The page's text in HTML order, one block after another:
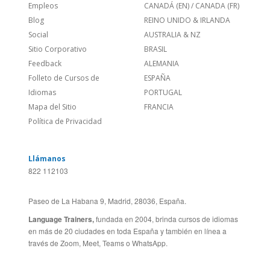
Blog
Social
Sitio Corporativo
Feedback
Folleto de Cursos de
Idiomas
Mapa del Sitio
Política de Privacidad
REINO UNIDO & IRLANDA
AUSTRALIA & NZ
BRASIL
ALEMANIA
ESPAÑA
PORTUGAL
FRANCIA
822 112103
Language Trainers,fundada en 2004, brinda cursos de idiomas
en más de 20 ciudades en toda España y también en línea a
través de Zoom, Meet, Teams o WhatsApp.